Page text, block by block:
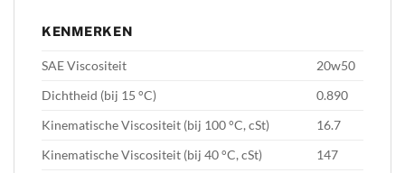
KENMERKEN
SAE Viscositeit
20w50
Dichtheid (bij 15 °C)
0.890
Kinematische Viscositeit (bij 100 °C, cSt)
16.7
Kinematische Viscositeit (bij 40 °C, cSt)
147